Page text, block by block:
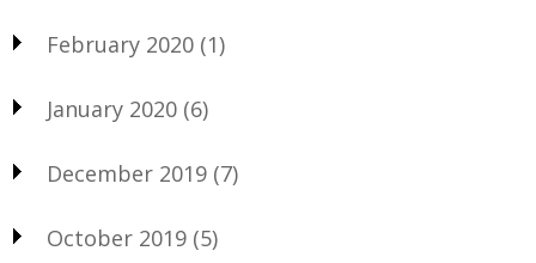
February 2020 (1)
January 2020 (6)
December 2019 (7)
October 2019 (5)